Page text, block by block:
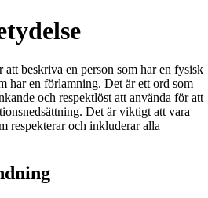
beskriva en person som har en fysisk
har en förlamning. Det är ett ord som
och respektlöst att använda för att
Det är viktigt att vara
respekterar och inkluderar alla